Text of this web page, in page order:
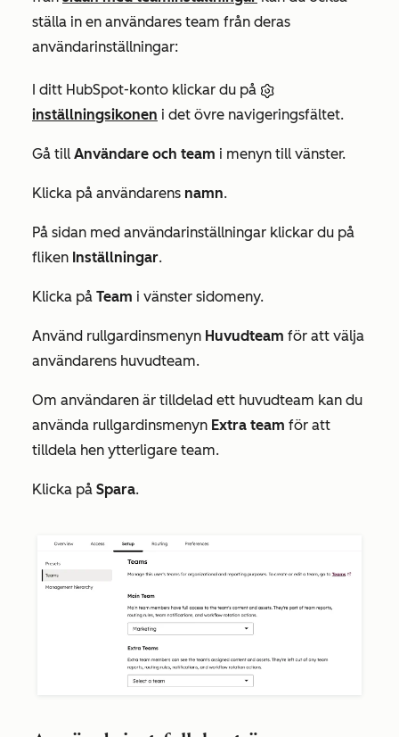
ställa in en användares team från deras
användarinställningar:
I ditt HubSpot-konto klickar du på
inställningsikonen i det övre navigeringsfältet.
Gå till Användare och team i menyn till vänster.
Klicka på användarens namn.
På sidan med användarinställningar klickar du på
fliken Inställningar.
Klicka på Team i vänster sidomeny.
Använd rullgardinsmenyn Huvudteam för att välja
användarens huvudteam.
Om användaren är tilldelad ett huvudteam kan du
använda rullgardinsmenyn Extra team för att
tilldela hen ytterligare team.
Klicka på Spara.